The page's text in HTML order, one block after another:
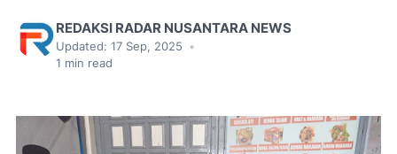
REDAKSI RADAR NUSANTARA NEWS
Updated: 17 Sep, 2025
•
1 min read